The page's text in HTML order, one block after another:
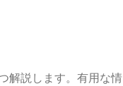
解説します。有用な情